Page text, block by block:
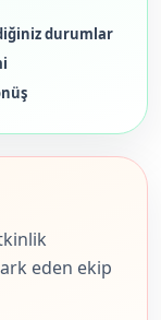
durumlar
eden ekip